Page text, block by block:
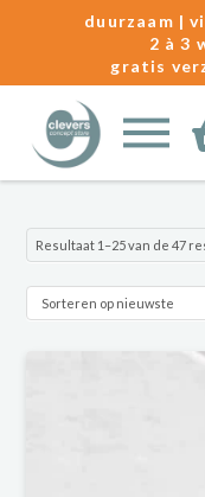
duurzaam |
2 à 3
gratis
Resultaat 1–25 van de 47